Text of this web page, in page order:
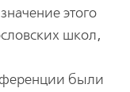
этого
школ,
были